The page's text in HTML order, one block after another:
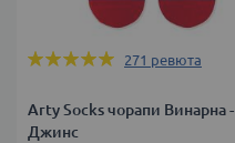
Оценка:
271 ревюта
Arty Socks чорапи Винарна -
Джинс